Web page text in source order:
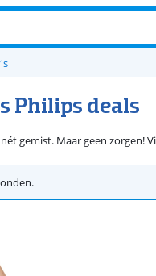
Philips deals
gemist. Maar geen